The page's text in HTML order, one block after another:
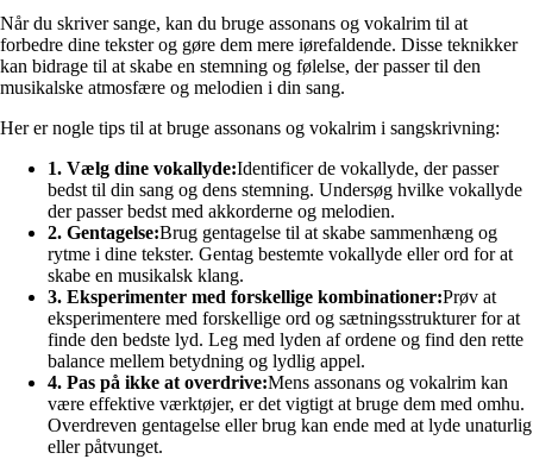
Når du skriver sange, kan du bruge assonans og vokalrim til at
forbedre dine tekster og gøre dem mere iørefaldende. Disse teknikker
kan bidrage til at skabe en stemning og følelse, der passer til den
musikalske atmosfære og melodien i din sang.
Her er nogle tips til at bruge assonans og vokalrim i sangskrivning:
1. Vælg dine vokallyde:Identificer de vokallyde, der passer
bedst til din sang og dens stemning. Undersøg hvilke vokallyde
der passer bedst med akkorderne og melodien.
2. Gentagelse:Brug gentagelse til at skabe sammenhæng og
rytme i dine tekster. Gentag bestemte vokallyde eller ord for at
skabe en musikalsk klang.
3. Eksperimenter med forskellige kombinationer:Prøv at
eksperimentere med forskellige ord og sætningsstrukturer for at
finde den bedste lyd. Leg med lyden af ordene og find den rette
balance mellem betydning og lydlig appel.
4. Pas på ikke at overdrive:Mens assonans og vokalrim kan
være effektive værktøjer, er det vigtigt at bruge dem med omhu.
Overdreven gentagelse eller brug kan ende med at lyde unaturlig
eller påtvunget.